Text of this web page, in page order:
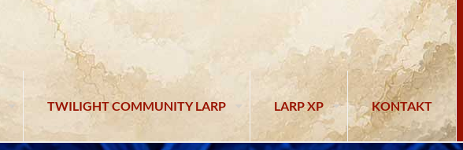
TWILIGHT COMMUNITY LARP LARP XP KONTAKT